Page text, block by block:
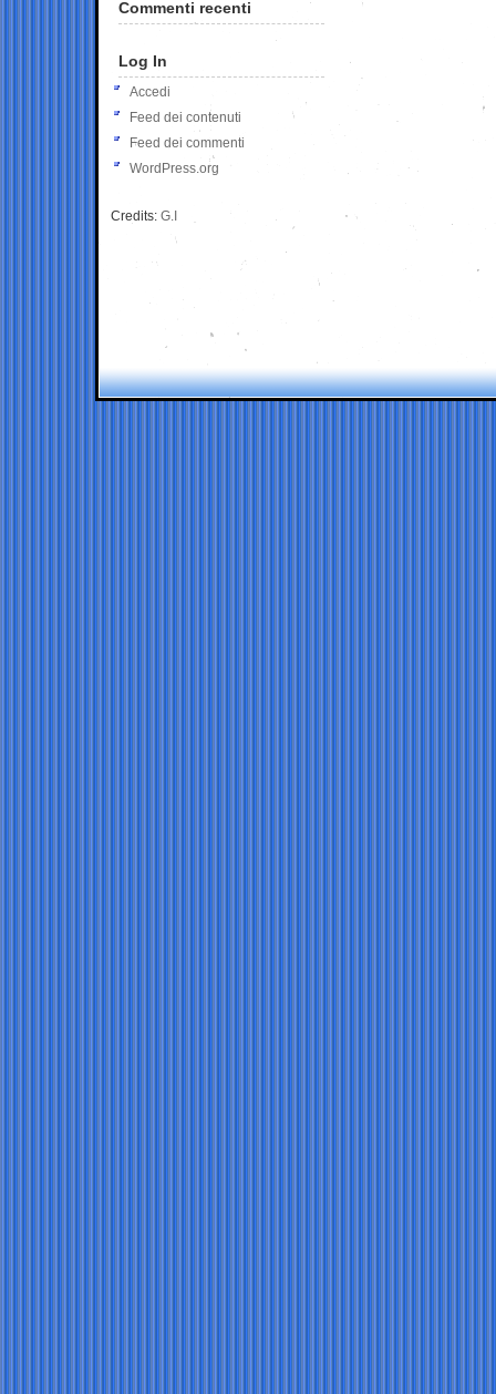
Commenti recenti
Log In
Accedi
Feed dei contenuti
Feed dei commenti
WordPress.org
Credits: G.I